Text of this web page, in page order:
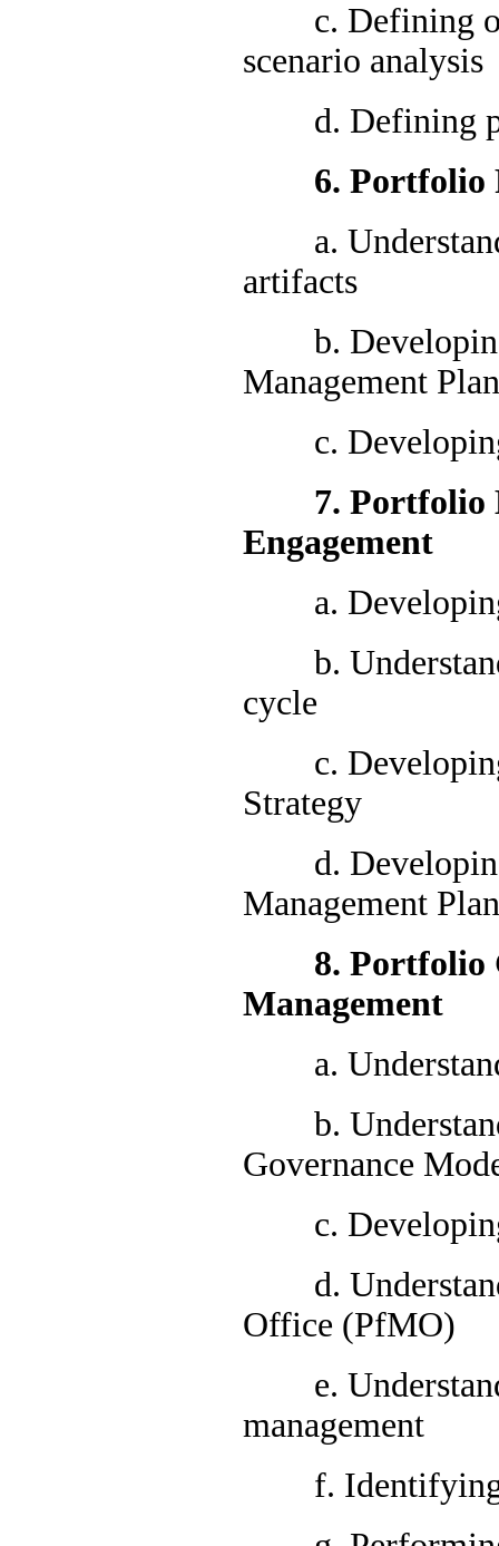
c. Defining
scenario analysis
d. Defining
6. Portfolio
a.
artifacts
b. Developing
Management Plan
c. Developing
7. Portfolio
Engagement
a. Developing
b.
cycle
c. Developing
Strategy
d. Developing
Management Plan
8. Portfolio
Management
a.
b.
Governance
c. Developing
d.
Office (PfMO)
e.
management
f. Identifying